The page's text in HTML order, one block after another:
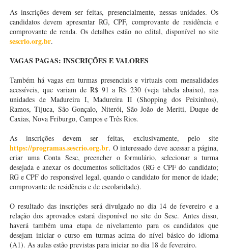
As inscrições devem ser feitas, presencialmente, nessas unidades. Os
candidatos devem apresentar RG, CPF, comprovante de residência e
comprovante de renda. Os detalhes estão no edital, disponível no site
sescrio.org.br.
VAGAS PAGAS: INSCRIÇÕES E VALORES
Também há vagas em turmas presenciais e virtuais com mensalidades
acessíveis, que variam de R$ 91 a R$ 230 (veja tabela abaixo), nas
unidades de Madureira I, Madureira II (Shopping dos Peixinhos),
Ramos, Tijuca, São Gonçalo, Niterói, São João de Meriti, Duque de
Caxias, Nova Friburgo, Campos e Três Rios.
As inscrições devem ser feitas, exclusivamente, pelo site
https://programas.sescrio.org.br. O interessado deve acessar a página,
criar uma Conta Sesc, preencher o formulário, selecionar a turma
desejada e anexar os documentos solicitados (RG e CPF do candidato;
RG e CPF do responsável legal, quando o candidato for menor de idade;
comprovante de residência e de escolaridade).
O resultado das inscrições será divulgado no dia 14 de fevereiro e a
relação dos aprovados estará disponível no site do Sesc. Antes disso,
haverá também uma etapa de nivelamento para os candidatos que
desejam iniciar o curso em turmas acima do nível básico do idioma
(A1). As aulas estão previstas para iniciar no dia 18 de fevereiro.